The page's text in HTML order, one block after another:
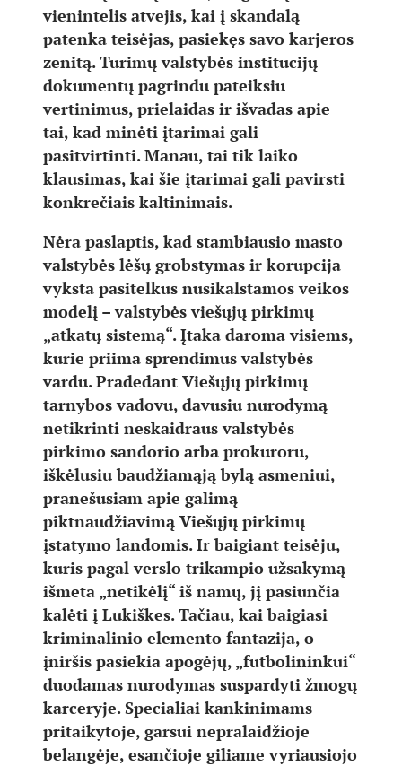
vienintelis atvejis, kai į skandalą
patenka teisėjas, pasiekęs savo karjeros
zenitą. Turimų valstybės institucijų
dokumentų pagrindu pateiksiu
vertinimus, prielaidas ir išvadas apie
tai, kad minėti įtarimai gali
pasitvirtinti. Manau, tai tik laiko
klausimas, kai šie įtarimai gali pavirsti
konkrečiais kaltinimais.
Nėra paslaptis, kad stambiausio masto
valstybės lėšų grobstymas ir korupcija
vyksta pasitelkus nusikalstamos veikos
modelį – valstybės viešųjų pirkimų
„atkatų sistemą“. Įtaka daroma visiems,
kurie priima sprendimus valstybės
vardu. Pradedant Viešųjų pirkimų
tarnybos vadovu, davusiu nurodymą
netikrinti neskaidraus valstybės
pirkimo sandorio arba prokuroru,
iškėlusiu baudžiamąją bylą asmeniui,
pranešusiam apie galimą
piktnaudžiavimą Viešųjų pirkimų
įstatymo landomis. Ir baigiant teisėju,
kuris pagal verslo trikampio užsakymą
išmeta „netikėlį“ iš namų, jį pasiunčia
kalėti į Lukiškes. Tačiau, kai baigiasi
kriminalinio elemento fantazija, o
įniršis pasiekia apogėjų, „futbolininkui“
duodamas nurodymas suspardyti žmogų
karceryje. Specialiai kankinimams
pritaikytoje, garsui nepralaidžioje
belangėje, esančioje giliame vyriausiojo